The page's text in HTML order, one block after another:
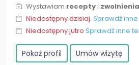
Wystawiam receptyi zwolnienia
Niedostępny dzisiaj. Sprawdź
Niedostępny jutro Sprawdź inne
Pokaż profil Umów wizytę